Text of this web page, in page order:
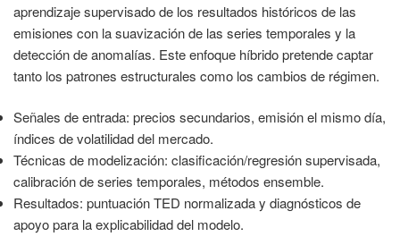
aprendizaje supervisado de los resultados históricos de las
emisiones con la suavización de las series temporales y la
detección de anomalías. Este enfoque híbrido pretende captar
tanto los patrones estructurales como los cambios de régimen.
Señales de entrada: precios secundarios, emisión el mismo día,
índices de volatilidad del mercado.
Técnicas de modelización: clasificación/regresión supervisada,
calibración de series temporales, métodos ensemble.
Resultados: puntuación TED normalizada y diagnósticos de
apoyo para la explicabilidad del modelo.